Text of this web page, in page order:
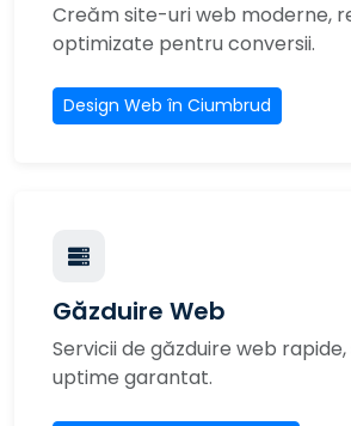
Creăm site-uri web moderne,
optimizate pentru conversii.
Design Web în Ciumbrud
Găzduire Web
Servicii de găzduire web rapide,
uptime garantat.